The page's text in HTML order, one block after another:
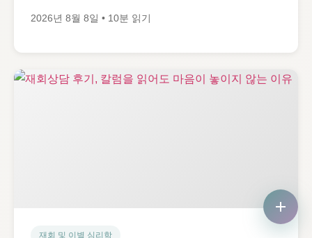
2026년 8월 8일 • 10분 읽기
재회 및 이별 심리학